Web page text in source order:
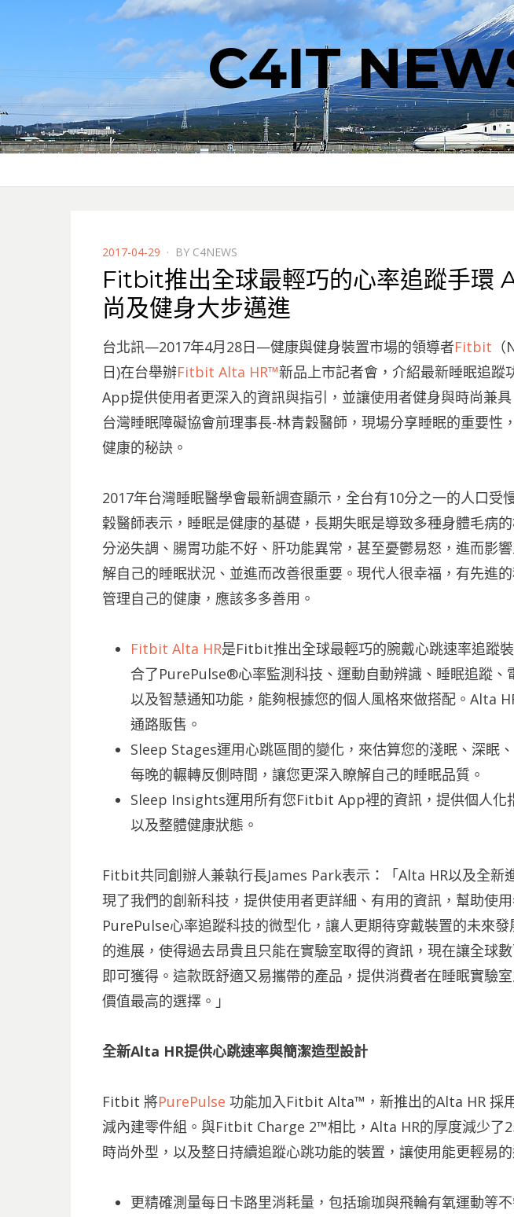
C4IT
4C
POSTED
ON
2017-04-29 BY C4NEWS
Fitbit推出全球最輕巧的心率追蹤手環
尚及健身大步邁進
台北訊—2017年4月28日—健康與健身裝置市場的領導者Fitbit
日)在台舉辦Fitbit Alta HR™新品上市記者會，介紹最新睡眠追
App提供使用者更深入的資訊與指引，並讓使用者健身與時尚兼具
台灣睡眠障礙協會前理事長-林青穀醫師，現場分享睡眠的重要性
健康的秘訣。
2017年台灣睡眠醫學會最新調查顯示，全台有10分之一的人口受
穀醫師表示，睡眠是健康的基礎，長期失眠是導致多種身體毛病
分泌失調、腸胃功能不好、肝功能異常，甚至憂鬱易怒，進而影
解自己的睡眠狀況、並進而改善很重要。現代人很幸福，有先進
管理自己的健康，應該多多善用。
Fitbit Alta HR是Fitbit推出全球最輕巧的腕戴心跳速率追蹤
合了PurePulse®心率監測科技、運動自動辨識、睡眠追蹤、
以及智慧通知功能，能夠根據您的個人風格來做搭配。Alta
通路販售。
Sleep Stages運用心跳區間的變化，來估算您的淺眠、深眠
每晚的輾轉反側時間，讓您更深入瞭解自己的睡眠品質。
Sleep Insights運用所有您Fitbit App裡的資訊，提供個人化
以及整體健康狀態。
Fitbit共同創辦人兼執行長James Park表示：「Alta HR以及全新
現了我們的創新科技，提供使用者更詳細、有用的資訊，幫助使
PurePulse心率追蹤科技的微型化，讓人更期待穿戴裝置的未來
的進展，使得過去昂貴且只能在實驗室取得的資訊，現在讓全球
即可獲得。這款既舒適又易攜帶的產品，提供消費者在睡眠實驗
價值最高的選擇。」
全新Alta HR提供心跳速率與簡潔造型設計
Fitbit 將PurePulse 功能加入Fitbit Alta™，新推出的Alta HR 採
減內建零件組。與Fitbit Charge 2™相比，Alta HR的厚度減少了
時尚外型，以及整日持續追蹤心跳功能的裝置，讓使用能更輕易的
更精確測量每日卡路里消耗量，包括瑜珈與飛輪有氧運動等